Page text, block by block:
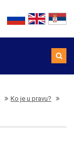
Ko je u pravu?